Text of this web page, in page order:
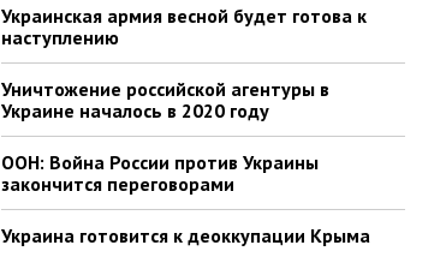
Украинская армия весной будет готова к
наступлению
Уничтожение российской агентуры в
Украине началось в 2020 году
ООН: Война России против Украины
закончится переговорами
Украина готовится к деоккупации Крыма